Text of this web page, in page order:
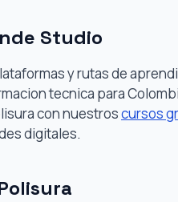
Studio
y rutas de
tecnica para
con nuestroscursos
digitales.